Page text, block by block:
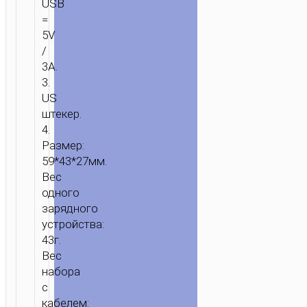
ГЛАВНАЯ
АДАПТЕРЫ
УСТРОЙСТВО
КАБЕЛЕМ
USB
=
5V
/
3A.
3.
US
штекер.
4.
Размер:
59*43*27мм.
Вес
одного
зарядного
устройства:
43г.
Вес
набора
с
кабелем: